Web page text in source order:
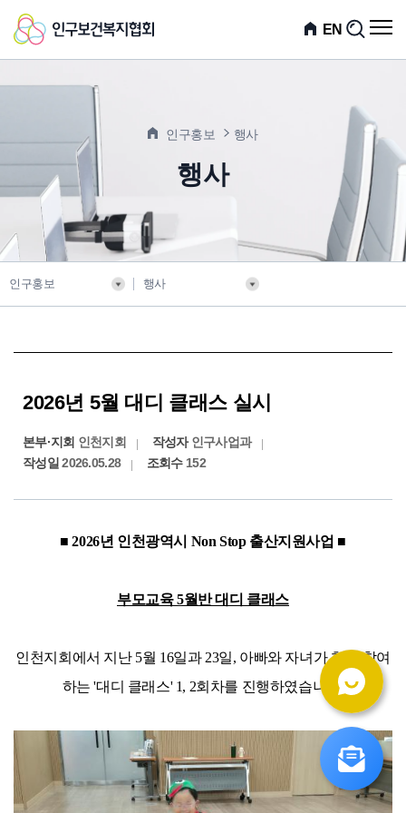
인
구
복
지
협
회
EN
검
전
메
인구홍보
행사
행사
인구홍보 행사
2026년 5월 대디 클래스 실시
본부·지회 인천지회 작성자인구사업과
작성일 2026.05.28 조회수152
■ 2026년 인천광역시 Non Stop 출산지원사업 ■
부모교육 5월반 대디 클래스
인천지회에서 지난 5월 16일과 23일, 아빠와 자녀가 함께 참여
하는 '대디 클래스' 1, 2회차를 진행하였습니다.